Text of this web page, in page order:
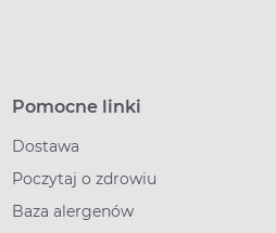
Pomocne linki
Dostawa
Poczytaj o zdrowiu
Baza alergenów